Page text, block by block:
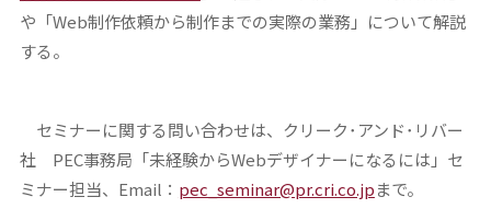
や「Web制作依頼から制作までの実際の業務」について解説
する。
セミナーに関する問い合わせは、クリーク･アンド･リバー
社 PEC事務局「未経験からWebデザイナーになるには」セ
ミナー担当、Email： pec_seminar@pr.cri.co.jpまで。